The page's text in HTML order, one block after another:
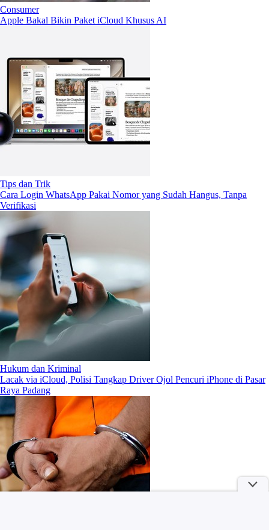
Consumer
Apple Bakal Bikin Paket iCloud Khusus AI
Tips dan Trik
Cara Login WhatsApp Pakai Nomor yang Sudah Hangus, Tanpa
Verifikasi
Hukum dan Kriminal
Lacak via iCloud, Polisi Tangkap Driver Ojol Pencuri iPhone di Pasar
Raya Padang